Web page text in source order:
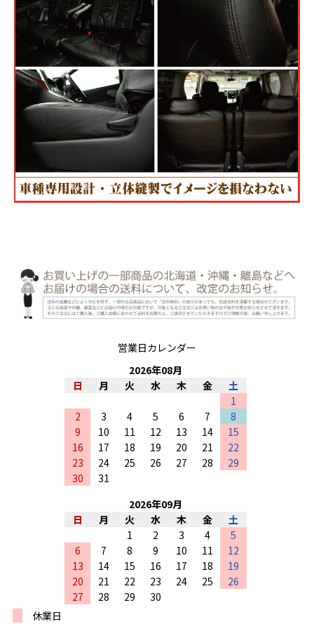
営業日カレンダー
2026年08月
日
月 火 水 木 金
土
1
2
3 4 5 6 7
8
9
10 11 12 13 14
15
16
17 18 19 20 21
22
23
24 25 26 27 28
29
30
31
2026年09月
日
月 火 水 木 金
土
1
2 3 4
5
6
7 8 9 10 11
12
13
14 15 16 17 18
19
20
21 22 23 24 25
26
27
28 29
30
休業日